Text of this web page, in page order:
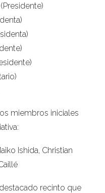
miembros iniciales
Ishida, Christian
recinto que